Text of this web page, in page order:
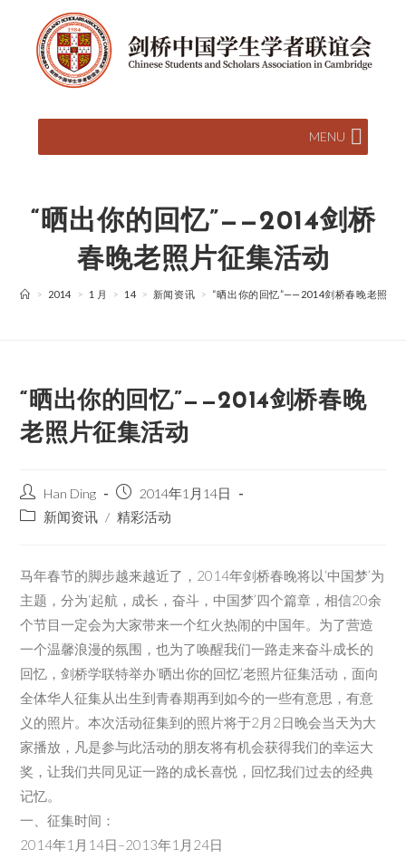
MENU
“晒出你的回忆”——2014剑桥
春晚老照片征集活动
> 2014 > 1 月 > 14 > 新闻资讯 > “晒出你的回忆”——2014剑桥春晚老照片
“晒出你的回忆”——2014剑桥春晚
老照片征集活动
Han Ding
2014年1月14日
新闻资讯 / 精彩活动
马年春节的脚步越来越近了，2014年剑桥春晚将以‘中国梦’为
主题，分为‘起航，成长，奋斗，中国梦’四个篇章，相信20余
个节目一定会为大家带来一个红火热闹的中国年。为了营造
一个温馨浪漫的氛围，也为了唤醒我们一路走来奋斗成长的
回忆，剑桥学联特举办‘晒出你的回忆’老照片征集活动，面向
全体华人征集从出生到青春期再到如今的一些有意思，有意
义的照片。本次活动征集到的照片将于2月2日晚会当天为大
家播放，凡是参与此活动的朋友将有机会获得我们的幸运大
奖，让我们共同见证一路的成长喜悦，回忆我们过去的经典
记忆。
一、征集时间：
2014年1月14日–2013年1月24日